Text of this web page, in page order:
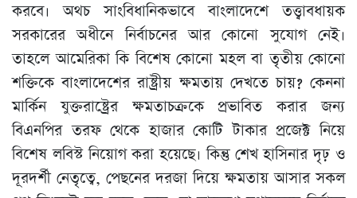
করবে। অথচ সাংবিধানিকভাবে বাংলাদেশে তত্ত্বাবধায়ক
সরকারের অধীনে নির্বাচনের আর কোনো সুযোগ নেই।
তাহলে আমেরিকা কি বিশেষ কোনো মহল বা তৃতীয় কোনো
শক্তিকে বাংলাদেশের রাষ্ট্রীয় ক্ষমতায় দেখতে চায়? কেননা
মার্কিন যুক্তরাষ্ট্রের ক্ষমতাচক্রকে প্রভাবিত করার জন্য
বিএনপির তরফ থেকে হাজার কোটি টাকার প্রজেক্ট নিয়ে
বিশেষ লবিস্ট নিয়োগ করা হয়েছে। কিন্তু শেখ হাসিনার দৃঢ় ও
দূরদর্শী নেতৃত্বে, পেছনের দরজা দিয়ে ক্ষমতায় আসার সকল